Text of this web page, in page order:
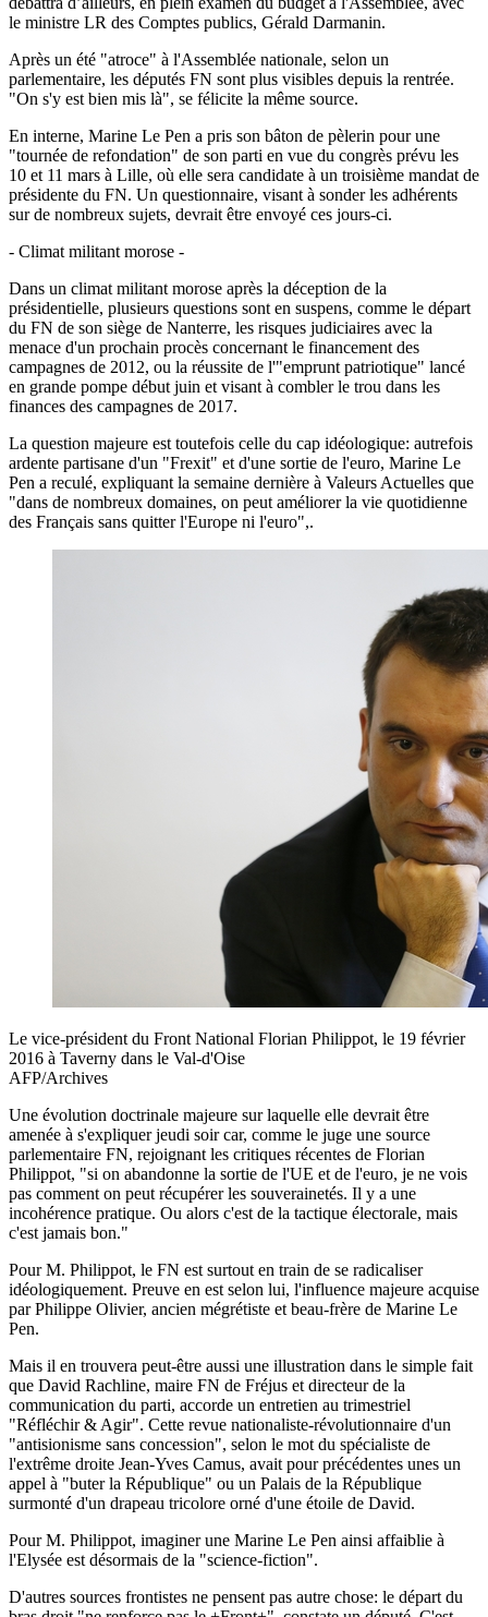
le ministre LR des Comptes publics, Gérald Darmanin.
Après un été "atroce" à l'Assemblée nationale, selon un
parlementaire, les députés FN sont plus visibles depuis la rentrée.
"On s'y est bien mis là", se félicite la même source.
En interne, Marine Le Pen a pris son bâton de pèlerin pour une
"tournée de refondation" de son parti en vue du congrès prévu les
10 et 11 mars à Lille, où elle sera candidate à un troisième mandat de
présidente du FN. Un questionnaire, visant à sonder les adhérents
sur de nombreux sujets, devrait être envoyé ces jours-ci.
- Climat militant morose -
Dans un climat militant morose après la déception de la
présidentielle, plusieurs questions sont en suspens, comme le départ
du FN de son siège de Nanterre, les risques judiciaires avec la
menace d'un prochain procès concernant le financement des
campagnes de 2012, ou la réussite de l'"emprunt patriotique" lancé
en grande pompe début juin et visant à combler le trou dans les
finances des campagnes de 2017.
La question majeure est toutefois celle du cap idéologique: autrefois
ardente partisane d'un "Frexit" et d'une sortie de l'euro, Marine Le
Pen a reculé, expliquant la semaine dernière à Valeurs Actuelles que
"dans de nombreux domaines, on peut améliorer la vie quotidienne
des Français sans quitter l'Europe ni l'euro",.
Le vice-président du Front National Florian Philippot, le 19 février
2016 à Taverny dans le Val-d'Oise
AFP/Archives
Une évolution doctrinale majeure sur laquelle elle devrait être
amenée à s'expliquer jeudi soir car, comme le juge une source
parlementaire FN, rejoignant les critiques récentes de Florian
Philippot, "si on abandonne la sortie de l'UE et de l'euro, je ne vois
pas comment on peut récupérer les souverainetés. Il y a une
incohérence pratique. Ou alors c'est de la tactique électorale, mais
c'est jamais bon."
Pour M. Philippot, le FN est surtout en train de se radicaliser
idéologiquement. Preuve en est selon lui, l'influence majeure acquise
par Philippe Olivier, ancien mégrétiste et beau-frère de Marine Le
Pen.
Mais il en trouvera peut-être aussi une illustration dans le simple fait
que David Rachline, maire FN de Fréjus et directeur de la
communication du parti, accorde un entretien au trimestriel
"Réfléchir & Agir". Cette revue nationaliste-révolutionnaire d'un
"antisionisme sans concession", selon le mot du spécialiste de
l'extrême droite Jean-Yves Camus, avait pour précédentes unes un
appel à "buter la République" ou un Palais de la République
surmonté d'un drapeau tricolore orné d'une étoile de David.
Pour M. Philippot, imaginer une Marine Le Pen ainsi affaiblie à
l'Elysée est désormais de la "science-fiction".
D'autres sources frontistes ne pensent pas autre chose: le départ du